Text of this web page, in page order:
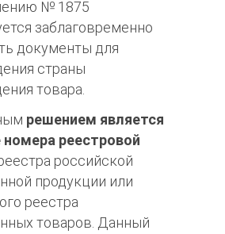
№ 1875
заблаговременно
документы для
страны
товара.​
решением является
номера реестровой
российской
продукции или
реестра
товаров. Данный